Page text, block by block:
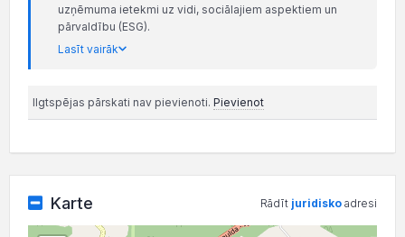
uzņēmuma ietekmi uz vidi, sociālajiem aspektiem un
pārvaldību (ESG).
Lasīt vairāk
Ilgtspējas pārskati nav pievienoti. Pievienot
Karte Rādīt juridisko adresi